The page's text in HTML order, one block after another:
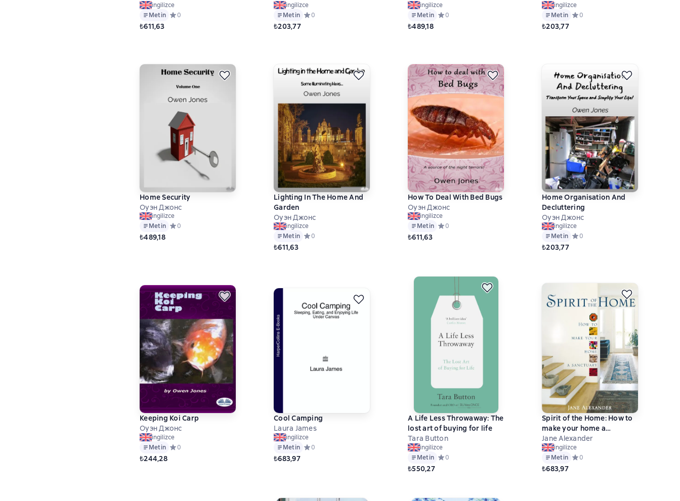
ingilizce
Metin Средний рейтинг 0 на основе 0 оценок
0
₺611,63
ingilizce
Metin Средний рейтинг 0 на основе 0 оценок
0
₺203,77
ingilizce
Metin Средний рейтинг 0 на основе 0 оценок
0
₺489,18
ingilizce
Metin Средний рейтинг 0 на основе 0
0
₺203,77
Home Security
Оуэн Джонс
ingilizce
Metin Средний рейтинг 0 на основе 0 оценок
0
₺489,18
Lighting In The Home And
Garden
Оуэн Джонс
ingilizce
Metin Средний рейтинг 0 на основе 0 оценок
0
₺611,63
How To Deal With Bed Bugs
Оуэн Джонс
ingilizce
Metin Средний рейтинг 0 на основе 0 оценок
0
₺611,63
Home Organisation And
Decluttering
Оуэн Джонс
ingilizce
Metin Средний рейтинг 0 на основе 0
0
₺203,77
Keeping Koi Carp
Оуэн Джонс
ingilizce
Metin Средний рейтинг 0 на основе 0 оценок
0
₺244,28
Cool Camping
Laura James
ingilizce
Metin Средний рейтинг 0 на основе 0 оценок
0
₺683,97
A Life Less Throwaway: The
lost art of buying for life
Tara Button
ingilizce
Metin Средний рейтинг 0 на основе 0 оценок
0
₺550,27
Spirit of the Home: How to
make your home a
sanctuaryJane Alexander
ingilizce
Metin Средний рейтинг 0 на основе 0
0
₺683,97